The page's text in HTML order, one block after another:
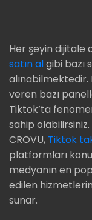
Her şeyin dijitale
satın algibi bazı
alınabilmektedir.
veren bazı
Tiktok’ta
sahip
CROVU, Tiktok
platformları
medyanın en
edilen
sunar.